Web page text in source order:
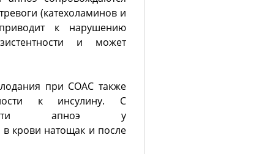
(катехоламинов и
к нарушению
и может
при СОАС также
к инсулину. С
апноэ у
в крови натощак и после